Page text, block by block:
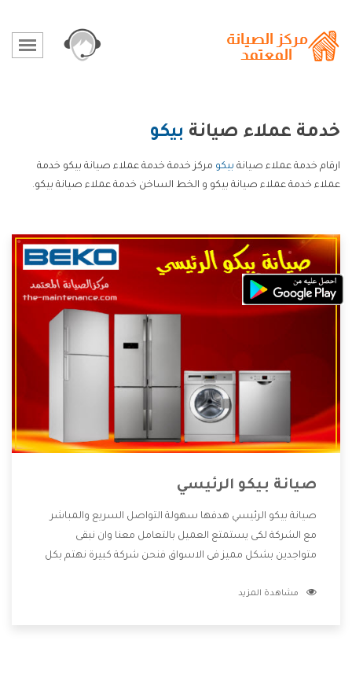
خدمة عملاء صيانة بيكو
ارقام خدمة عملاء صيانة بيكو مركز خدمة خدمة عملاء صيانة بيكو خدمة
عملاء خدمة عملاء صيانة بيكو و الخط الساخن خدمة عملاء صيانة بيكو.
صيانة بيكو الرئيسي
صيانة بيكو الرئيسي هدفها سهولة التواصل السريع والمباشر
مع الشركة لكى يستمتع العميل بالتعامل معنا وان نبقى
متواجدين بشكل مميز فى الاسواق فنحن شركة كبيرة نهتم بكل
الشركة بها والتى تكون منها خدمة الصيانة التى تكون من أهم
مشاهدة المزيد